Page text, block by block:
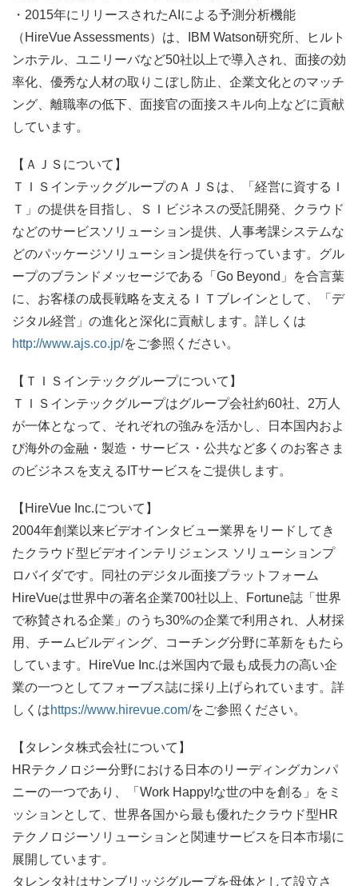
・2015年にリリースされたAIによる予測分析機能
（HireVue Assessments）は、IBM Watson研究所、ヒルト
ンホテル、ユニリーバなど50社以上で導入され、面接の効
率化、優秀な人材の取りこぼし防止、企業文化とのマッチ
ング、離職率の低下、面接官の面接スキル向上などに貢献
しています。
【ＡＪＳについて】
ＴＩＳインテックグループのＡＪＳは、「経営に資するＩ
Ｔ」の提供を目指し、ＳＩビジネスの受託開発、クラウド
などのサービスソリューション提供、人事考課システムな
どのパッケージソリューション提供を行っています。グル
ープのブランドメッセージである「Go Beyond」を合言葉
に、お客様の成長戦略を支えるＩＴブレインとして、「デ
ジタル経営」の進化と深化に貢献します。詳しくは
http://www.ajs.co.jp/をご参照ください。
【ＴＩＳインテックグループについて】
ＴＩＳインテックグループはグループ会社約60社、2万人
が一体となって、それぞれの強みを活かし、日本国内およ
び海外の金融・製造・サービス・公共など多くのお客さま
のビジネスを支えるITサービスをご提供します。
【HireVue Inc.について】
2004年創業以来ビデオインタビュー業界をリードしてき
たクラウド型ビデオインテリジェンス ソリューションプ
ロバイダです。同社のデジタル面接プラットフォーム
HireVueは世界中の著名企業700社以上、Fortune誌「世界
で称賛される企業」のうち30%の企業で利用され、人材採
用、チームビルディング、コーチング分野に革新をもたら
しています。HireVue Inc.は米国内で最も成長力の高い企
業の一つとしてフォーブス誌に採り上げられています。詳
しくはhttps://www.hirevue.com/をご参照ください。
【タレンタ株式会社について】
HRテクノロジー分野における日本のリーディングカンパ
ニーの一つであり、「Work Happy!な世の中を創る」をミ
ッションとして、世界各国から最も優れたクラウド型HR
テクノロジーソリューションと関連サービスを日本市場に
展開しています。
タレンタ社はサンブリッジグループを母体として設立さ